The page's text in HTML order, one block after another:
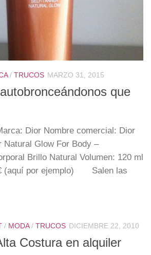
/ TRUCOS MARZO 31, 2015
que
Dior Nombre comercial: Dior
Natural Glow For Body –
Brillo Natural Volumen: 120 ml
(aquí por ejemplo) Salen las
/ MODA/ TRUCOS DICIEMBRE 22, 2010
Costura en alquiler